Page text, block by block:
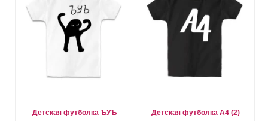
Детская футболка ЪУЪ Детская футболка А4 (2)